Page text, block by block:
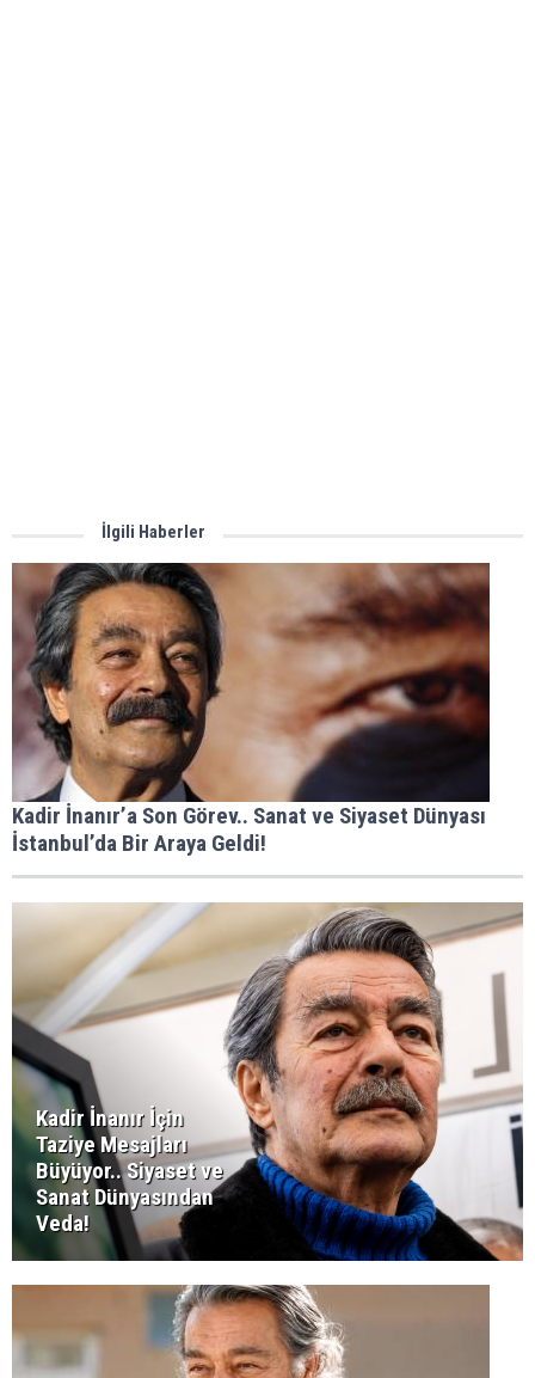
İlgili Haberler
Kadir İnanır’a Son Görev.. Sanat ve Siyaset Dünyası
İstanbul’da Bir Araya Geldi!
Kadir İnanır İçin
Taziye Mesajları
Büyüyor.. Siyaset ve
Sanat Dünyasından
Veda!